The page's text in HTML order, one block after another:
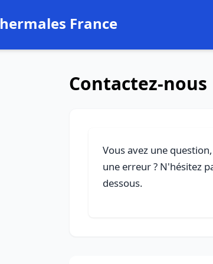
France
Contactez-nous
Vous avez une
une erreur ? N'hésitez
dessous.